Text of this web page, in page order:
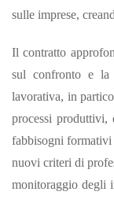
sulle imprese,
Il contratto
sul confronto e la
lavorativa, in
processi produttivi,
fabbisogni
nuovi criteri di
monitoraggio degli